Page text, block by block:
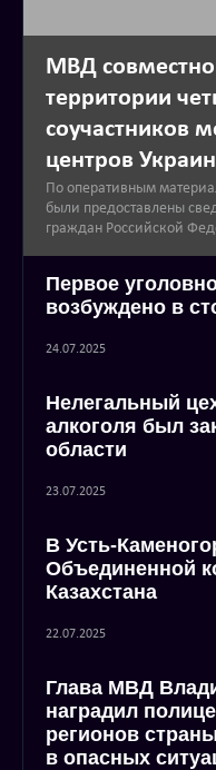
МВД
территории
соучастников
центров
По оперативным
были предоставлены
граждан Российской
Первое
возбуждено в
24.07.2025
Нелегальный
алкоголя был
области
23.07.2025
В Усть-
Объединенной
Казахстана
22.07.2025
Глава МВД
наградил
регионов
в опасных